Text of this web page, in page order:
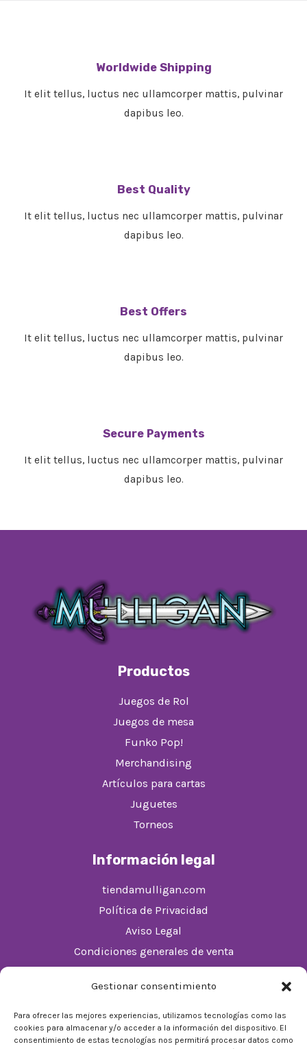
Gestionar consentimiento
Para ofrecer las mejores experiencias, utilizamos tecnologías como las
cookies para almacenar y/o acceder a la información del dispositivo. El
consentimiento de estas tecnologías nos permitirá procesar datos como
Worldwide Shipping
It elit tellus, luctus nec ullamcorper mattis, pulvinar
dapibus leo.​
Best Quality
It elit tellus, luctus nec ullamcorper mattis, pulvinar
dapibus leo.​
Best Offers
It elit tellus, luctus nec ullamcorper mattis, pulvinar
dapibus leo.​
Secure Payments
It elit tellus, luctus nec ullamcorper mattis, pulvinar
dapibus leo.​
Productos
Juegos de Rol
Juegos de mesa
Funko Pop!
Merchandising
Artículos para cartas
Juguetes
Torneos
Información legal
tiendamulligan.com
Política de Privacidad
Aviso Legal
Condiciones generales de venta
De Lunes a Domingos de 10:00 a 22:00